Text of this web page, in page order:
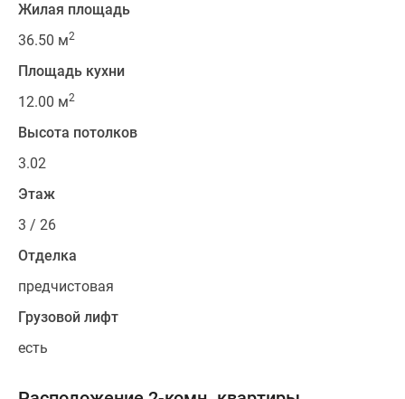
Жилая площадь
36.50 м2
Площадь кухни
12.00 м2
Высота потолков
3.02
Этаж
3 / 26
Отделка
предчистовая
Грузовой лифт
есть